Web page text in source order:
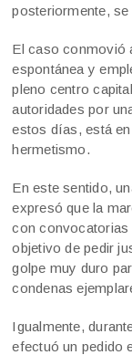
posteriormente,
El caso conmovió
espontánea y
pleno centro
autoridades por
estos días, está
hermetismo.
En este sentido,
expresó que la
con convocatorias
objetivo de pedir
golpe muy duro
condenas
Igualmente,
efectuó un pedido